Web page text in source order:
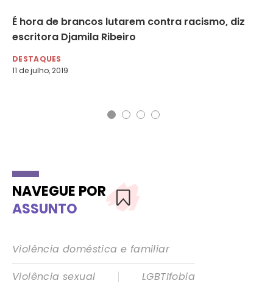
É hora de brancos lutarem contra racismo, diz
escritora Djamila Ribeiro
DESTAQUES
11 de julho, 2019
NAVEGUE POR
ASSUNTO
Violência doméstica e familiar
Violência sexual
|
LGBTIfobia